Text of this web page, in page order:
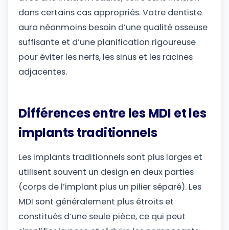
dans certains cas appropriés. Votre dentiste
aura néanmoins besoin d’une qualité osseuse
suffisante et d’une planification rigoureuse
pour éviter les nerfs, les sinus et les racines
adjacentes.
Différences entre les MDI et les
implants traditionnels
Les implants traditionnels sont plus larges et
utilisent souvent un design en deux parties
(corps de l’implant plus un pilier séparé). Les
MDI sont généralement plus étroits et
constitués d’une seule pièce, ce qui peut